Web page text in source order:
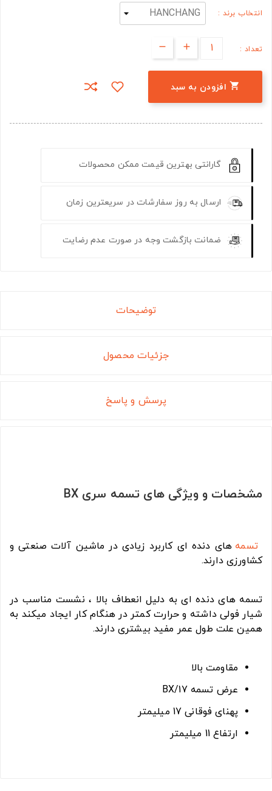
انتخاب برند :
تعداد :
 افزودن به سبد
گارانتی بهترین قیمت ممکن محصولات
ارسال به روز سفارشات در سریعترین زمان
ضمانت بازگشت وجه در صورت عدم رضایت
توضیحات
جزئیات محصول
پرسش و پاسخ
مشخصات و ویژگی های تسمه سری BX
تسمه های دنده ای کاربرد زیادی در ماشین آلات صنعتی و
کشاورزی دارند.
تسمه های دنده ای به دلیل انعطاف بالا ، نشست مناسب در
شیار فولی داشته و حرارت کمتر در هنگام کار ایجاد میکند به
همین علت طول عمر مفید بیشتری دارند.
مقاومت بالا
عرض تسمه BX/17
پهنای فوقانی 17 میلیمتر
ارتفاع 11 میلیمتر